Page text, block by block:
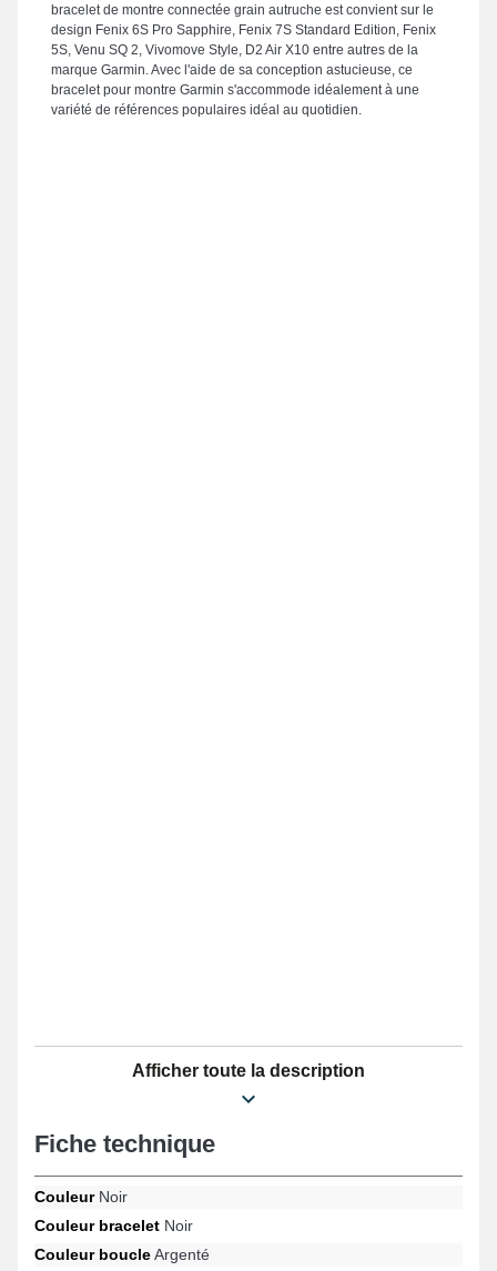
bracelet de montre connectée grain autruche est convient sur le
design Fenix 6S Pro Sapphire, Fenix 7S Standard Edition, Fenix
5S, Venu SQ 2, Vivomove Style, D2 Air X10 entre autres de la
marque Garmin. Avec l'aide de sa conception astucieuse, ce
bracelet pour montre Garmin s'accommode idéalement à une
variété de références populaires idéal au quotidien.
Afficher toute la description
Fiche technique
CouleurNoir
Couleur bracelet Noir
Couleur boucleArgenté